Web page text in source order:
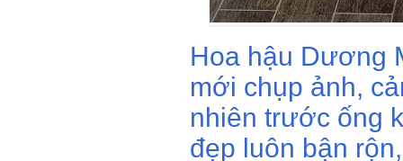
Hoa hậu Dương
mới chụp ảnh,
nhiên trước ống
đẹp luôn bận